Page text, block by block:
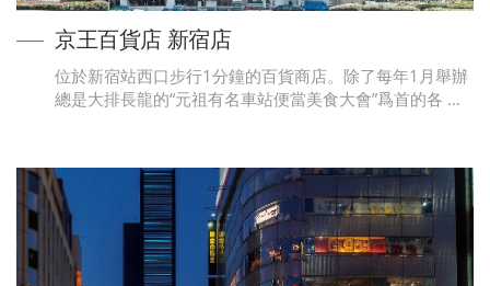
京王百貨店 新宿店
位於新宿站西口步行1分鐘的百貨商店。除了每年1月舉辦
總是大排長龍的“元祖有名車站便當美食大會”爲首的各 …